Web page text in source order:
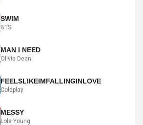
SWIM
BTS
MAN I NEED
Olivia Dean
FEELSLIKEIMFALLINGINLOVE
Coldplay
MESSY
Lola Young